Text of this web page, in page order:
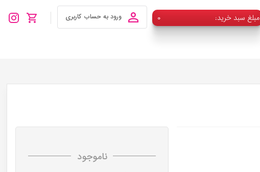
۰ :مبلغ سبد خرید ورود به حساب کاربری
ناموجود